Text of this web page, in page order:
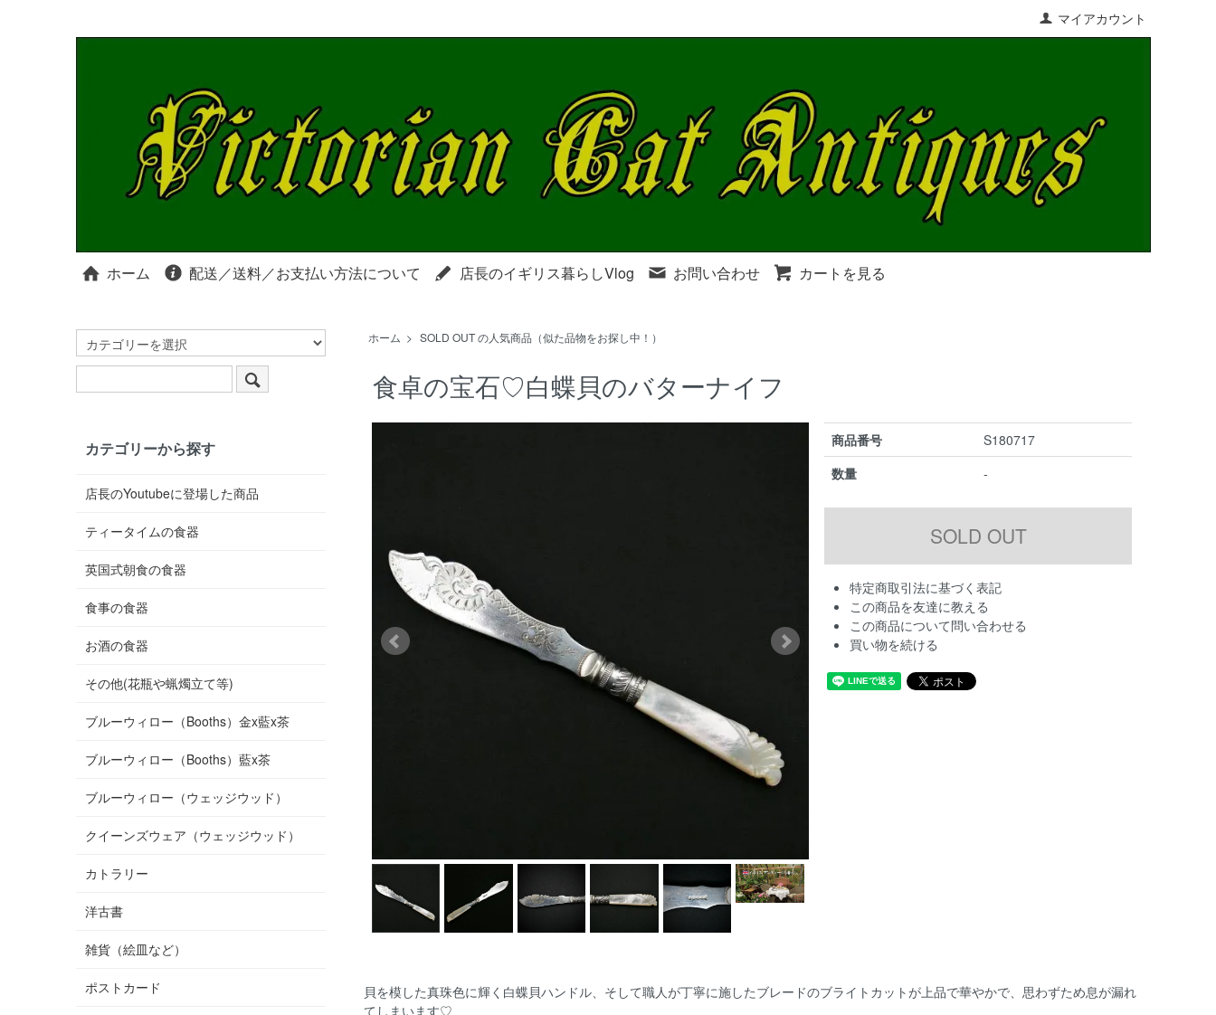
マイアカウント
ホーム 配送／送料／お支払い方法について 店長のイギリス暮らしVlog お問い合わせ カートを見る
ホーム > SOLD OUT の人気商品（似た品物をお探し中！）
食卓の宝石♡白蝶貝のバターナイフ
商品番号
S180717
数量
-
特定商取引法に基づく表記
この商品を友達に教える
この商品について問い合わせる
買い物を続ける
貝を模した真珠色に輝く白蝶貝ハンドル、そして職人が丁寧に施したブレードのブライトカットが上品で華やかで、思わずため息が漏れ
てしまいます♡
カテゴリーから探す
店長のYoutubeに登場した商品
ティータイムの食器
英国式朝食の食器
食事の食器
お酒の食器
その他(花瓶や蝋燭立て等)
ブルーウィロー（Booths）金x藍x茶
ブルーウィロー（Booths）藍x茶
ブルーウィロー（ウェッジウッド）
クイーンズウェア（ウェッジウッド）
カトラリー
洋古書
雑貨（絵皿など）
ポストカード